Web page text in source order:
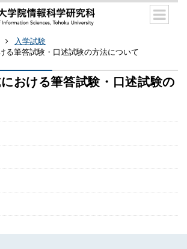
入学試験
る筆答試験・口述試験の方法について
における筆答試験・口述試験の